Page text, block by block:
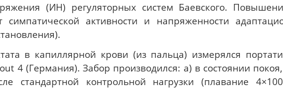
(ИН) регуляторных систем Баевского.
симпатической активности и напряженности
в капиллярной крови (из пальца) измерялся
4 (Германия). Забор производился: а) в состоянии
стандартной контрольной нагрузки (плавание